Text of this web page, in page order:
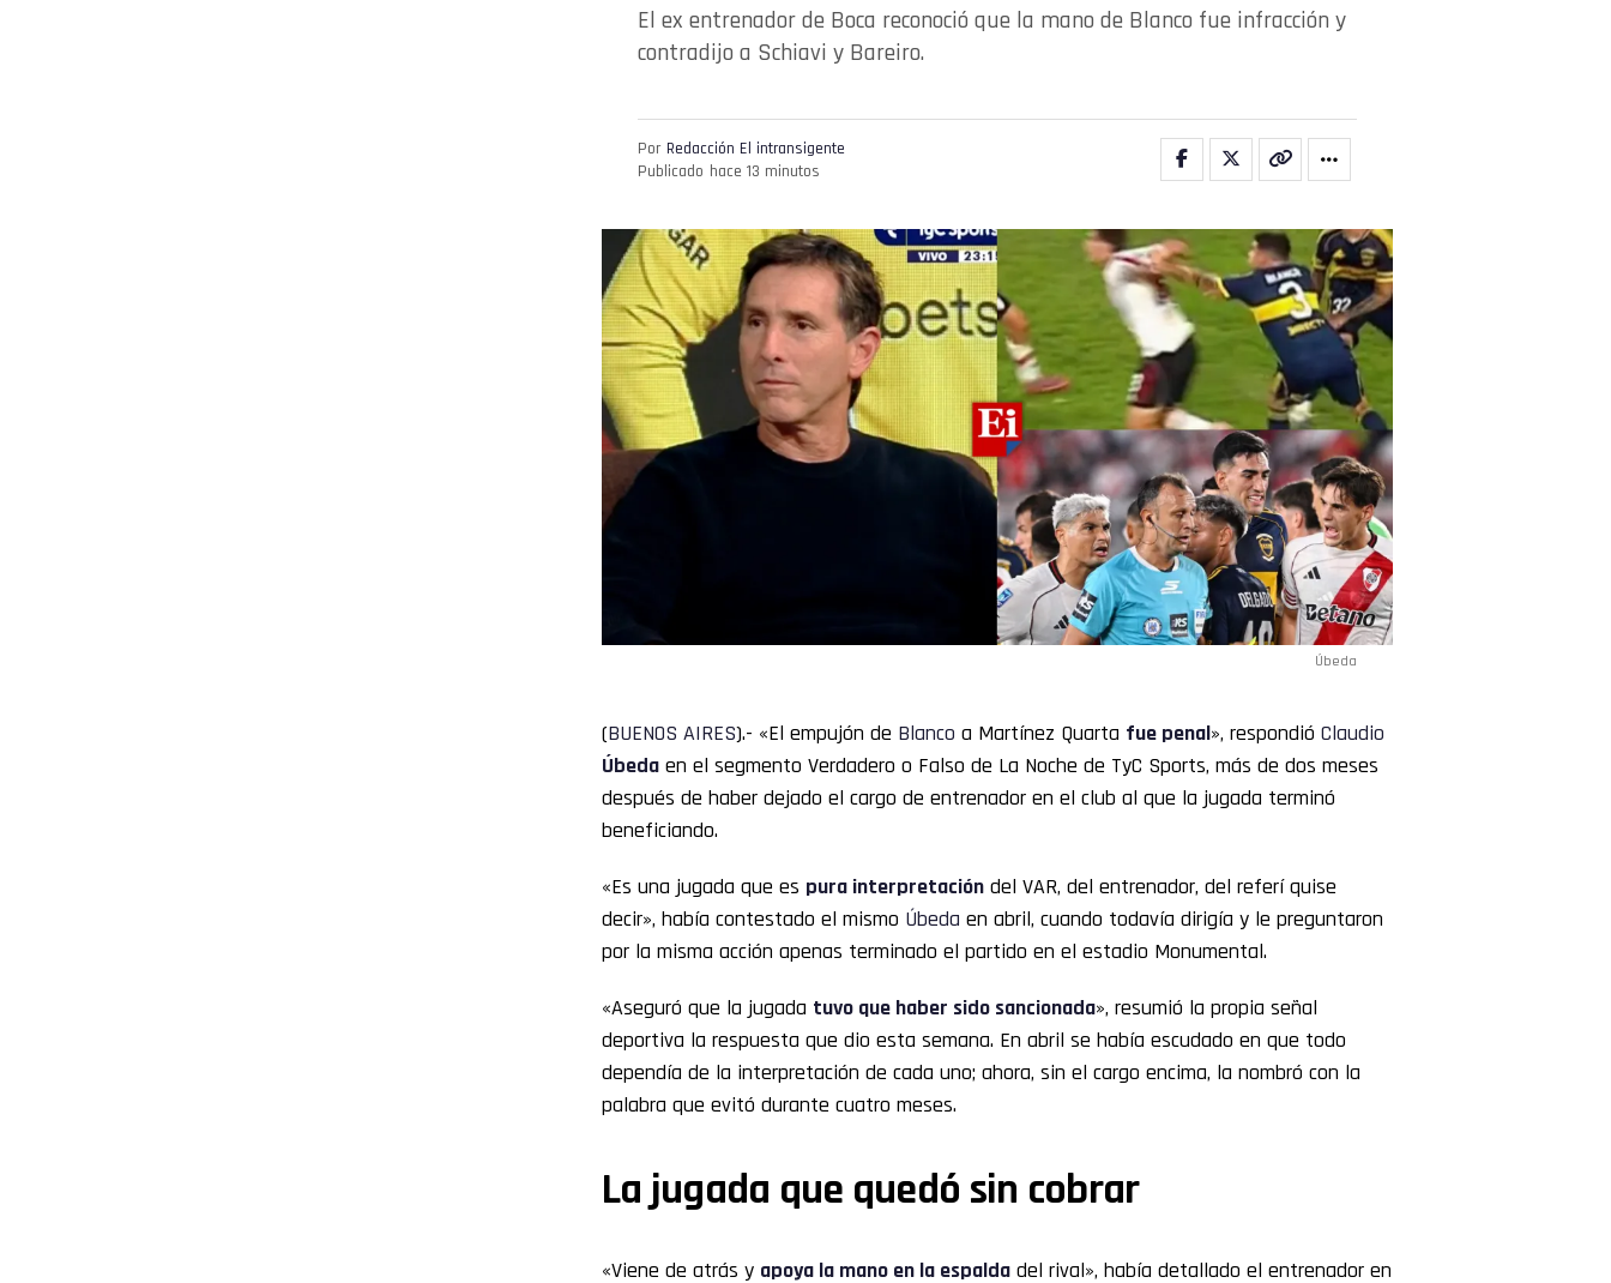
El ex entrenador de Boca reconoció que la mano de Blanco fue infracción y
contradijo a Schiavi y Bareiro.
Por Redacción El intransigente
Publicado hace 13 minutos
Úbeda
(BUENOS AIRES).- «El empujón de Blanco a Martínez Quarta fue penal», respondió Claudio
Úbeda en el segmento Verdadero o Falso de La Noche de TyC Sports, más de dos meses
después de haber dejado el cargo de entrenador en el club al que la jugada terminó
beneficiando.
«Es una jugada que es pura interpretación del VAR, del entrenador, del referí quise
decir», había contestado el mismo Úbeda en abril, cuando todavía dirigía y le preguntaron
por la misma acción apenas terminado el partido en el estadio Monumental.
«Aseguró que la jugada tuvo que haber sido sancionada», resumió la propia señal
deportiva la respuesta que dio esta semana. En abril se había escudado en que todo
dependía de la interpretación de cada uno; ahora, sin el cargo encima, la nombró con la
palabra que evitó durante cuatro meses.
La jugada que quedó sin cobrar
«Viene de atrás y apoya la mano en la espalda del rival», había detallado el entrenador en